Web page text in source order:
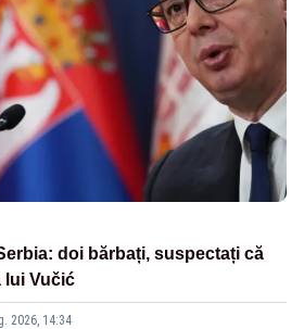
doi bărbați, suspectați că
lui Vučić
2026, 14:34